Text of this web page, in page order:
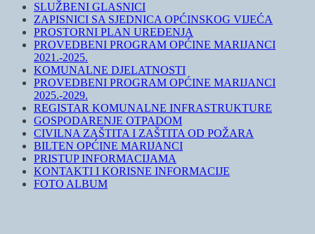
SLUŽBENI GLASNICI
ZAPISNICI SA SJEDNICA OPĆINSKOG VIJEĆA
PROSTORNI PLAN UREĐENJA
PROVEDBENI PROGRAM OPĆINE MARIJANCI
2021.-2025.
KOMUNALNE DJELATNOSTI
PROVEDBENI PROGRAM OPĆINE MARIJANCI
2025.-2029.
REGISTAR KOMUNALNE INFRASTRUKTURE
GOSPODARENJE OTPADOM
CIVILNA ZAŠTITA I ZAŠTITA OD POŽARA
BILTEN OPĆINE MARIJANCI
PRISTUP INFORMACIJAMA
KONTAKTI I KORISNE INFORMACIJE
FOTO ALBUM